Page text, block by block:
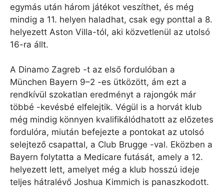
egymás után három játékot veszíthet, és még
mindig a 11. helyen haladhat, csak egy ponttal a 8.
helyezett Aston Villa-tól, aki közvetlenül az utolsó
16-ra állt.
A Dinamo Zagreb -t az első fordulóban a
München Bayern 9–2 -es ütközött, ám ezt a
rendkívül szokatlan eredményt a rajongók már
többé -kevésbé elfelejtik. Végül is a horvát klub
még mindig könnyen kvalifikálódhatott az előzetes
fordulóra, miután befejezte a pontokat az utolsó
selejtező csapattal, a Club Brugge -val. Eközben a
Bayern folytatta a Medicare futását, amely a 12.
helyezett lett, amelyet még a klub hosszú ideje
teljes hátralévő Joshua Kimmich is panaszkodott.